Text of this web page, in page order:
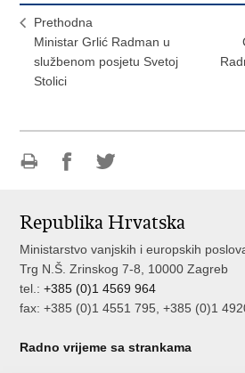
Prethodna
Ministar Grlić Radman u
službenom posjetu Svetoj
Stolici
Facebooku
Twitteru
Republika Hrvatska
Ministarstvo vanjskih i europskih
Trg N.Š. Zrinskog 7-8, 10000 Zagreb
tel.:+385 (0)1 4569 964
fax: +385 (0)1 4551 795, +385 (0)1
Radno vrijeme sa strankama